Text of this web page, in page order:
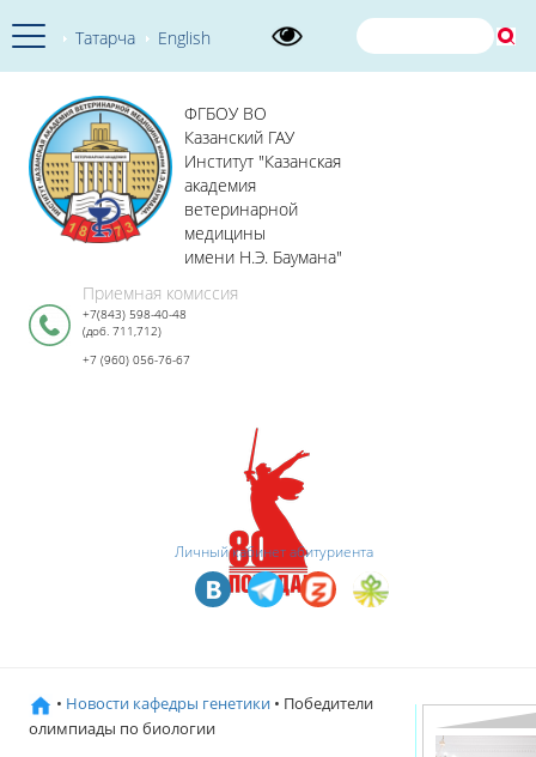
Татарча English
ФГБОУ ВО
Казанский ГАУ
Институт "Казанская
академия
ветеринарной
медицины
имени Н.Э. Баумана"
Приемная комиссия
+7(843) 598-40-48
(доб. 711,712)
+7 (960) 056-76-67
Личный кабинет абитуриента
• Новости кафедры генетики • Победители
олимпиады по биологии